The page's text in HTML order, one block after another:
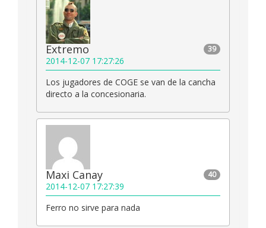
39
Extremo
2014-12-07 17:27:26
Los jugadores de COGE se van de la cancha
directo a la concesionaria.
40
Maxi Canay
2014-12-07 17:27:39
Ferro no sirve para nada